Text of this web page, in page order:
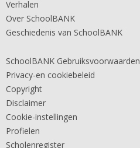
Verhalen
Over SchoolBANK
Geschiedenis van SchoolBANK
SchoolBANK Gebruiksvoorwaarden
Privacy-en cookiebeleid
Copyright
Disclaimer
Cookie-instellingen
Profielen
Scholenregister